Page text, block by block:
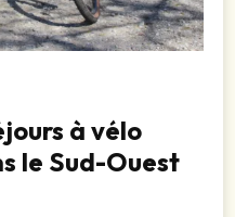
à vélo
le Sud-Ouest